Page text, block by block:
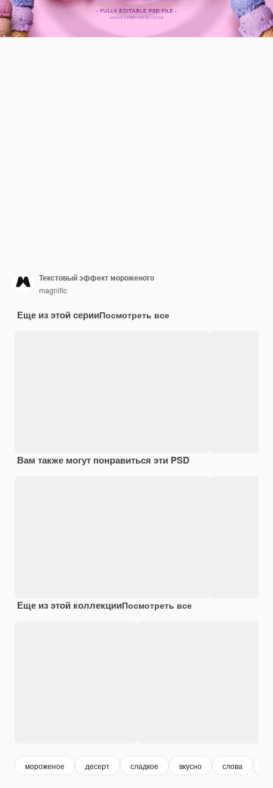
Текстовый эффект мороженого
magnific
Еще из этой серииПосмотреть все
Вам также могут понравиться эти PSD
Еще из этой коллекцииПосмотреть все
мороженое десерт сладкое вкусно слова